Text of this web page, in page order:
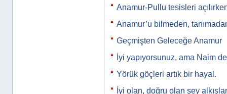
Anamur-Pullu tesisleri
Anamur’u bilmeden,
Geçmişten Geleceğe Anamur
İyi yapıyorsunuz, ama Naim
Yörük göçleri artık bir hayal.
İyi olan, doğru olan şey